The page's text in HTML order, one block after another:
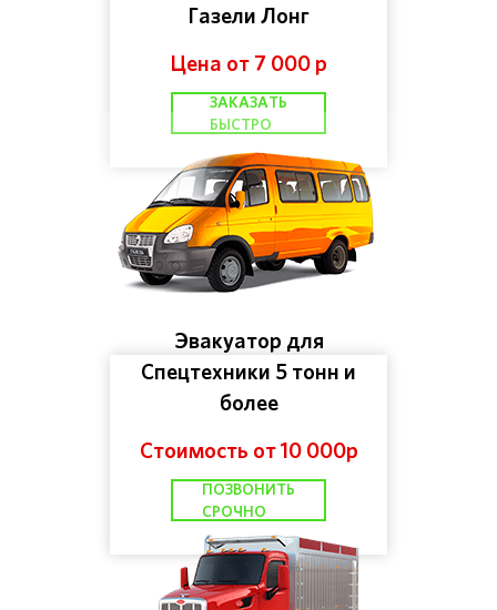
Газели Лонг
Цена от 7 000 р
ЗАКАЗАТЬ
БЫСТРО
Эвакуатор для
Спецтехники 5 тонн и
более
Стоимость от 10 000р
ПОЗВОНИТЬ
СРОЧНО